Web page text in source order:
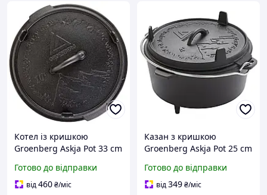
Котел із кришкою
Groenberg Askja Pot 33 cm
Готово до відправки
від460₴/міс
Казан з кришкою
Groenberg Askja Pot 25 cm
Готово до відправки
від349₴/міс